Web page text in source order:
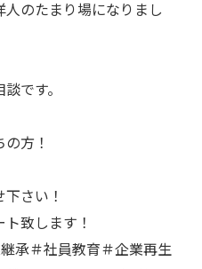
のたまり場になりまし
です。
方！
さい！
致します！
承＃社員教育＃企業再生